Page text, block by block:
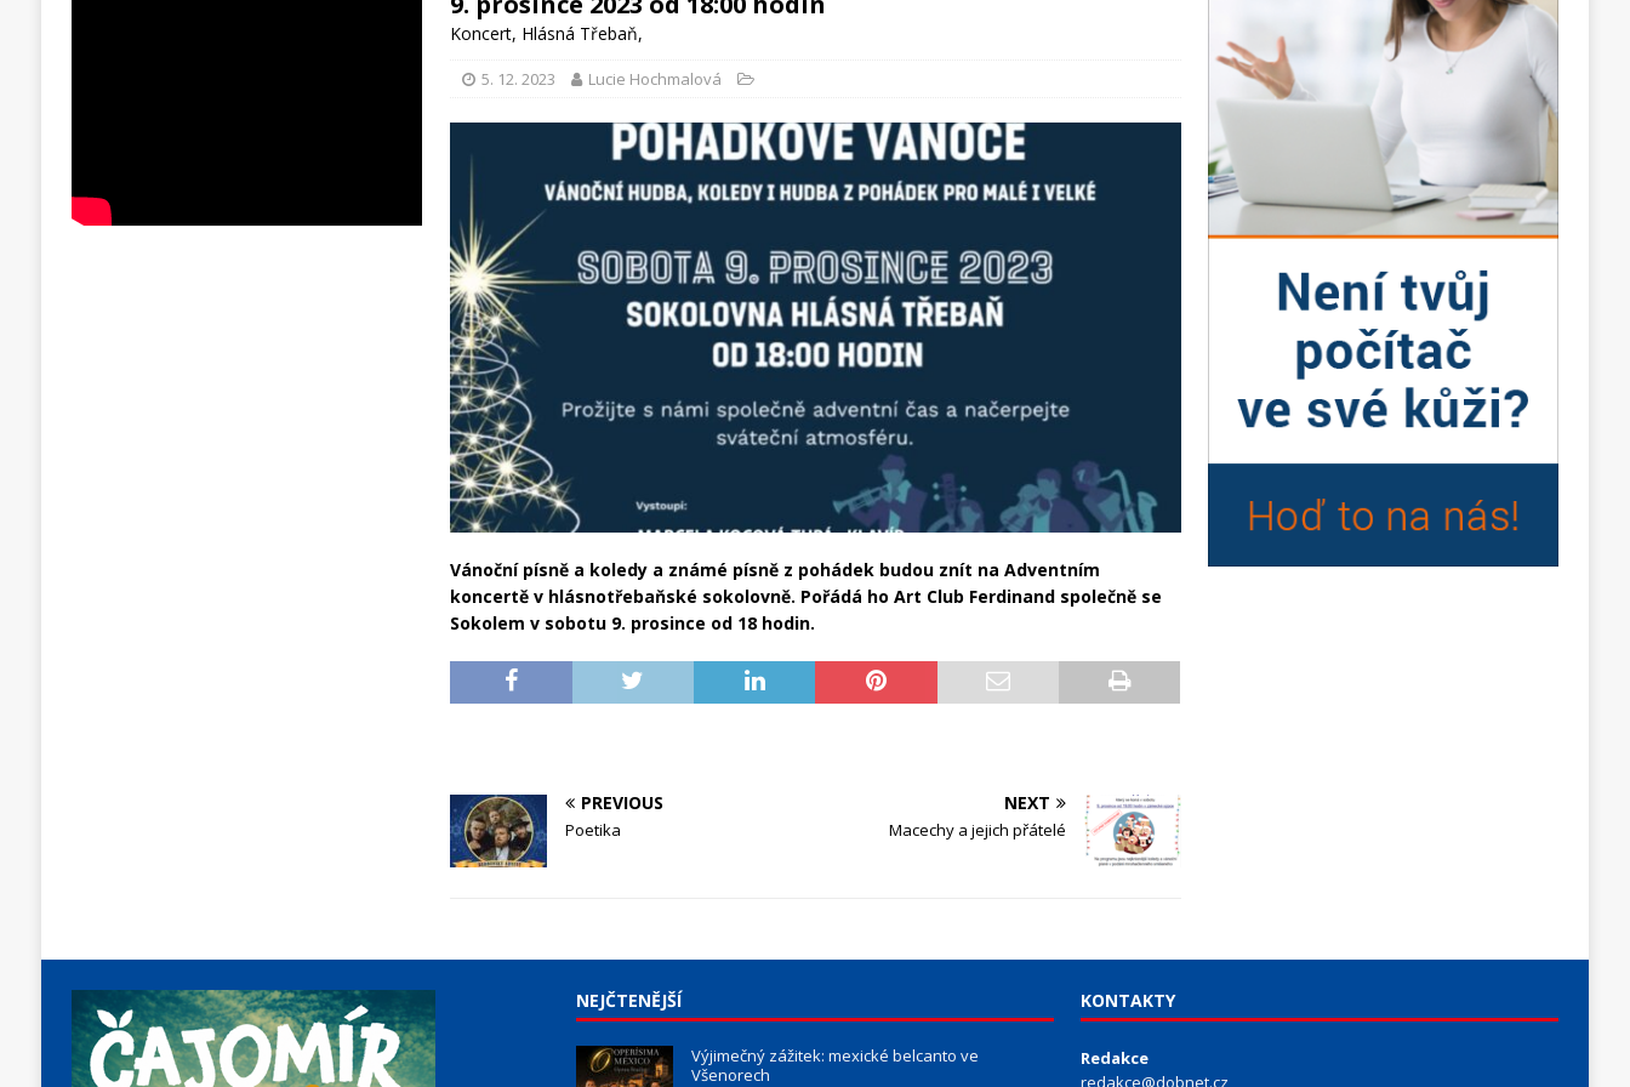
Koncert, Hlásná Třebaň,
5. 12. 2023 Lucie Hochmalová
Vánoční písně a koledy a známé písně z pohádek budou znít na Adventním
koncertě v hlásnotřebaňské sokolovně. Pořádá ho Art Club Ferdinand společně se
Sokolem v sobotu 9. prosince od 18 hodin.
PREVIOUS
Poetika
NEXT
Macechy a jejich přátelé
NEJČTENĚJŠÍ
Výjimečný zážitek: mexické belcanto ve
Všenorech
KONTAKTY
Redakce